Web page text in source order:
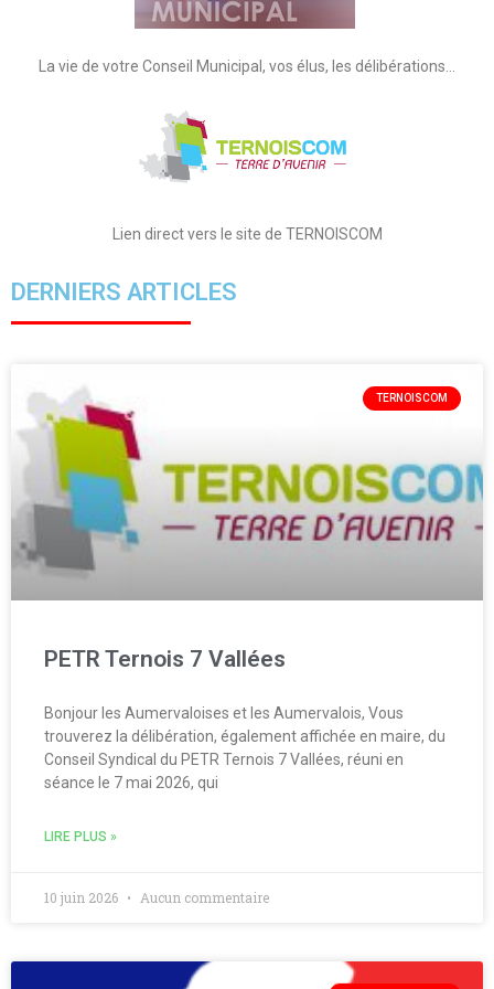
La vie de votre Conseil Municipal, vos élus, les délibérations…
Lien direct vers le site de TERNOISCOM
DERNIERS ARTICLES
TERNOISCOM
PETR Ternois 7 Vallées
Bonjour les Aumervaloises et les Aumervalois, Vous
trouverez la délibération, également affichée en maire, du
Conseil Syndical du PETR Ternois 7 Vallées, réuni en
séance le 7 mai 2026, qui
LIRE PLUS »
10 juin 2026 Aucun commentaire